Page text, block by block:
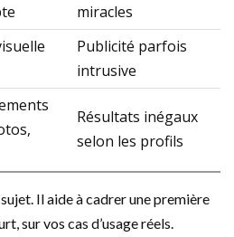
miracles
Publicité parfois
intrusive
Résultats inégaux
selon les profils
Il aide à cadrer une première
sur vos cas d’usage réels.